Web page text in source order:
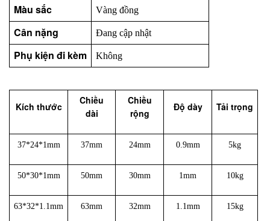
Màu sắc Vàng đồng
Cân nặng Đang cập nhật
Phụ kiện đi kèm Không
Kích thước
Chiều
dài
Chiều
rộng
Độ dày Tải trọng
37*24*1mm 37mm 24mm 0.9mm 5kg
50*30*1mm 50mm 30mm 1mm 10kg
63*32*1.1mm 63mm 32mm 1.1mm 15kg